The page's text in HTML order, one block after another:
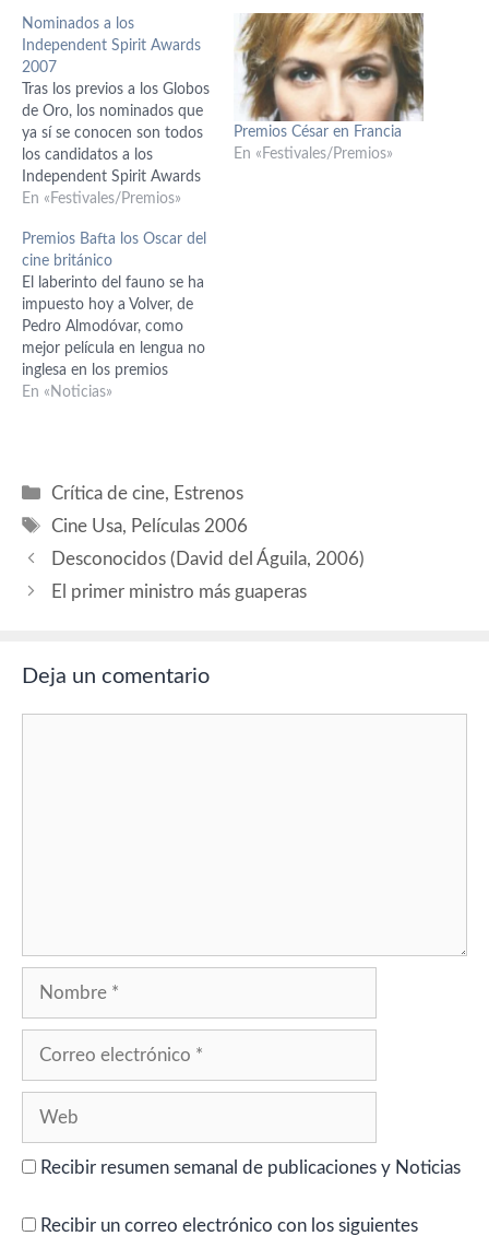
Nominados a los
Independent Spirit Awards
2007
Tras los previos a los Globos
de Oro, los nominados que
ya sí se conocen son todos
los candidatos a los
Independent Spirit Awards
de este año y al igual que al
mexicano ha vuelto ha
colarse entre las
nominaciones gracias a El
Laberinto del Fauno,…
En «Festivales/Premios»
Premios César en Francia
En «Festivales/Premios»
Premios Bafta los Oscar del
cine británico
El laberinto del fauno se ha
impuesto hoy a Volver, de
Pedro Almodóvar, como
mejor película en lengua no
inglesa en los premios
concedidos por la Academia
Londres, se ha quedado
sin…
En «Noticias»
Categorías
Crítica de cine, Estrenos
Etiquetas
Cine Usa, Películas 2006
Desconocidos (David del Águila, 2006)
El primer ministro más guaperas
Deja un comentario
Recibir resumen semanal de publicaciones y Noticias
Recibir un correo electrónico con los siguientes